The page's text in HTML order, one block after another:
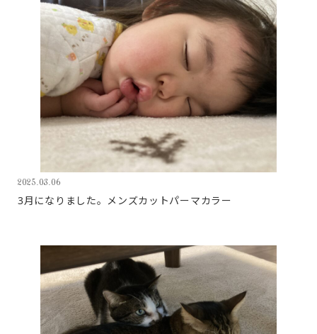
2025.03.06
3月になりました。メンズカットパーマカラー